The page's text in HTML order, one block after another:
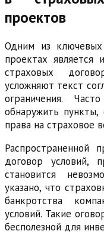
проектов
Одним из
проектах является
страховых
усложняют текст
ограничения.
обнаружить
права на страховое
Распространенной
договор условий,
становится
указано, что
банкротства
условий. Такие
бесполезной для